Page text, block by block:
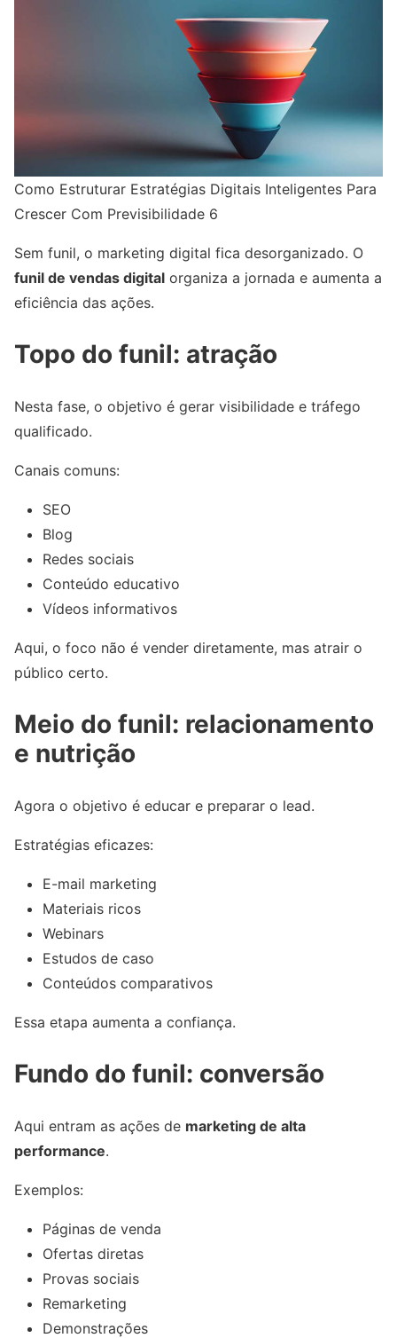
Como Estruturar Estratégias Digitais Inteligentes Para
Crescer Com Previsibilidade 6
Sem funil, o marketing digital fica desorganizado. O
funil de vendas digital organiza a jornada e aumenta a
eficiência das ações.
Topo do funil: atração
Nesta fase, o objetivo é gerar visibilidade e tráfego
qualificado.
Canais comuns:
SEO
Blog
Redes sociais
Conteúdo educativo
Vídeos informativos
Aqui, o foco não é vender diretamente, mas atrair o
público certo.
Meio do funil: relacionamento
e nutrição
Agora o objetivo é educar e preparar o lead.
Estratégias eficazes:
E-mail marketing
Materiais ricos
Webinars
Estudos de caso
Conteúdos comparativos
Essa etapa aumenta a confiança.
Fundo do funil: conversão
Aqui entram as ações de marketing de alta
performance.
Exemplos:
Páginas de venda
Ofertas diretas
Provas sociais
Remarketing
Demonstrações